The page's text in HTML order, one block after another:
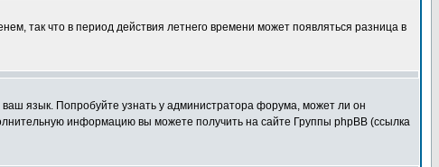
так что в период действия летнего времени может появляться разница в
язык. Попробуйте узнать у администратора форума, может ли он
информацию вы можете получить на сайте Группы phpBB (ссылка